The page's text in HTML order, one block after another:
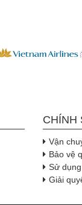
CHÍNH
Vận
Bảo vệ
Sử
Giải